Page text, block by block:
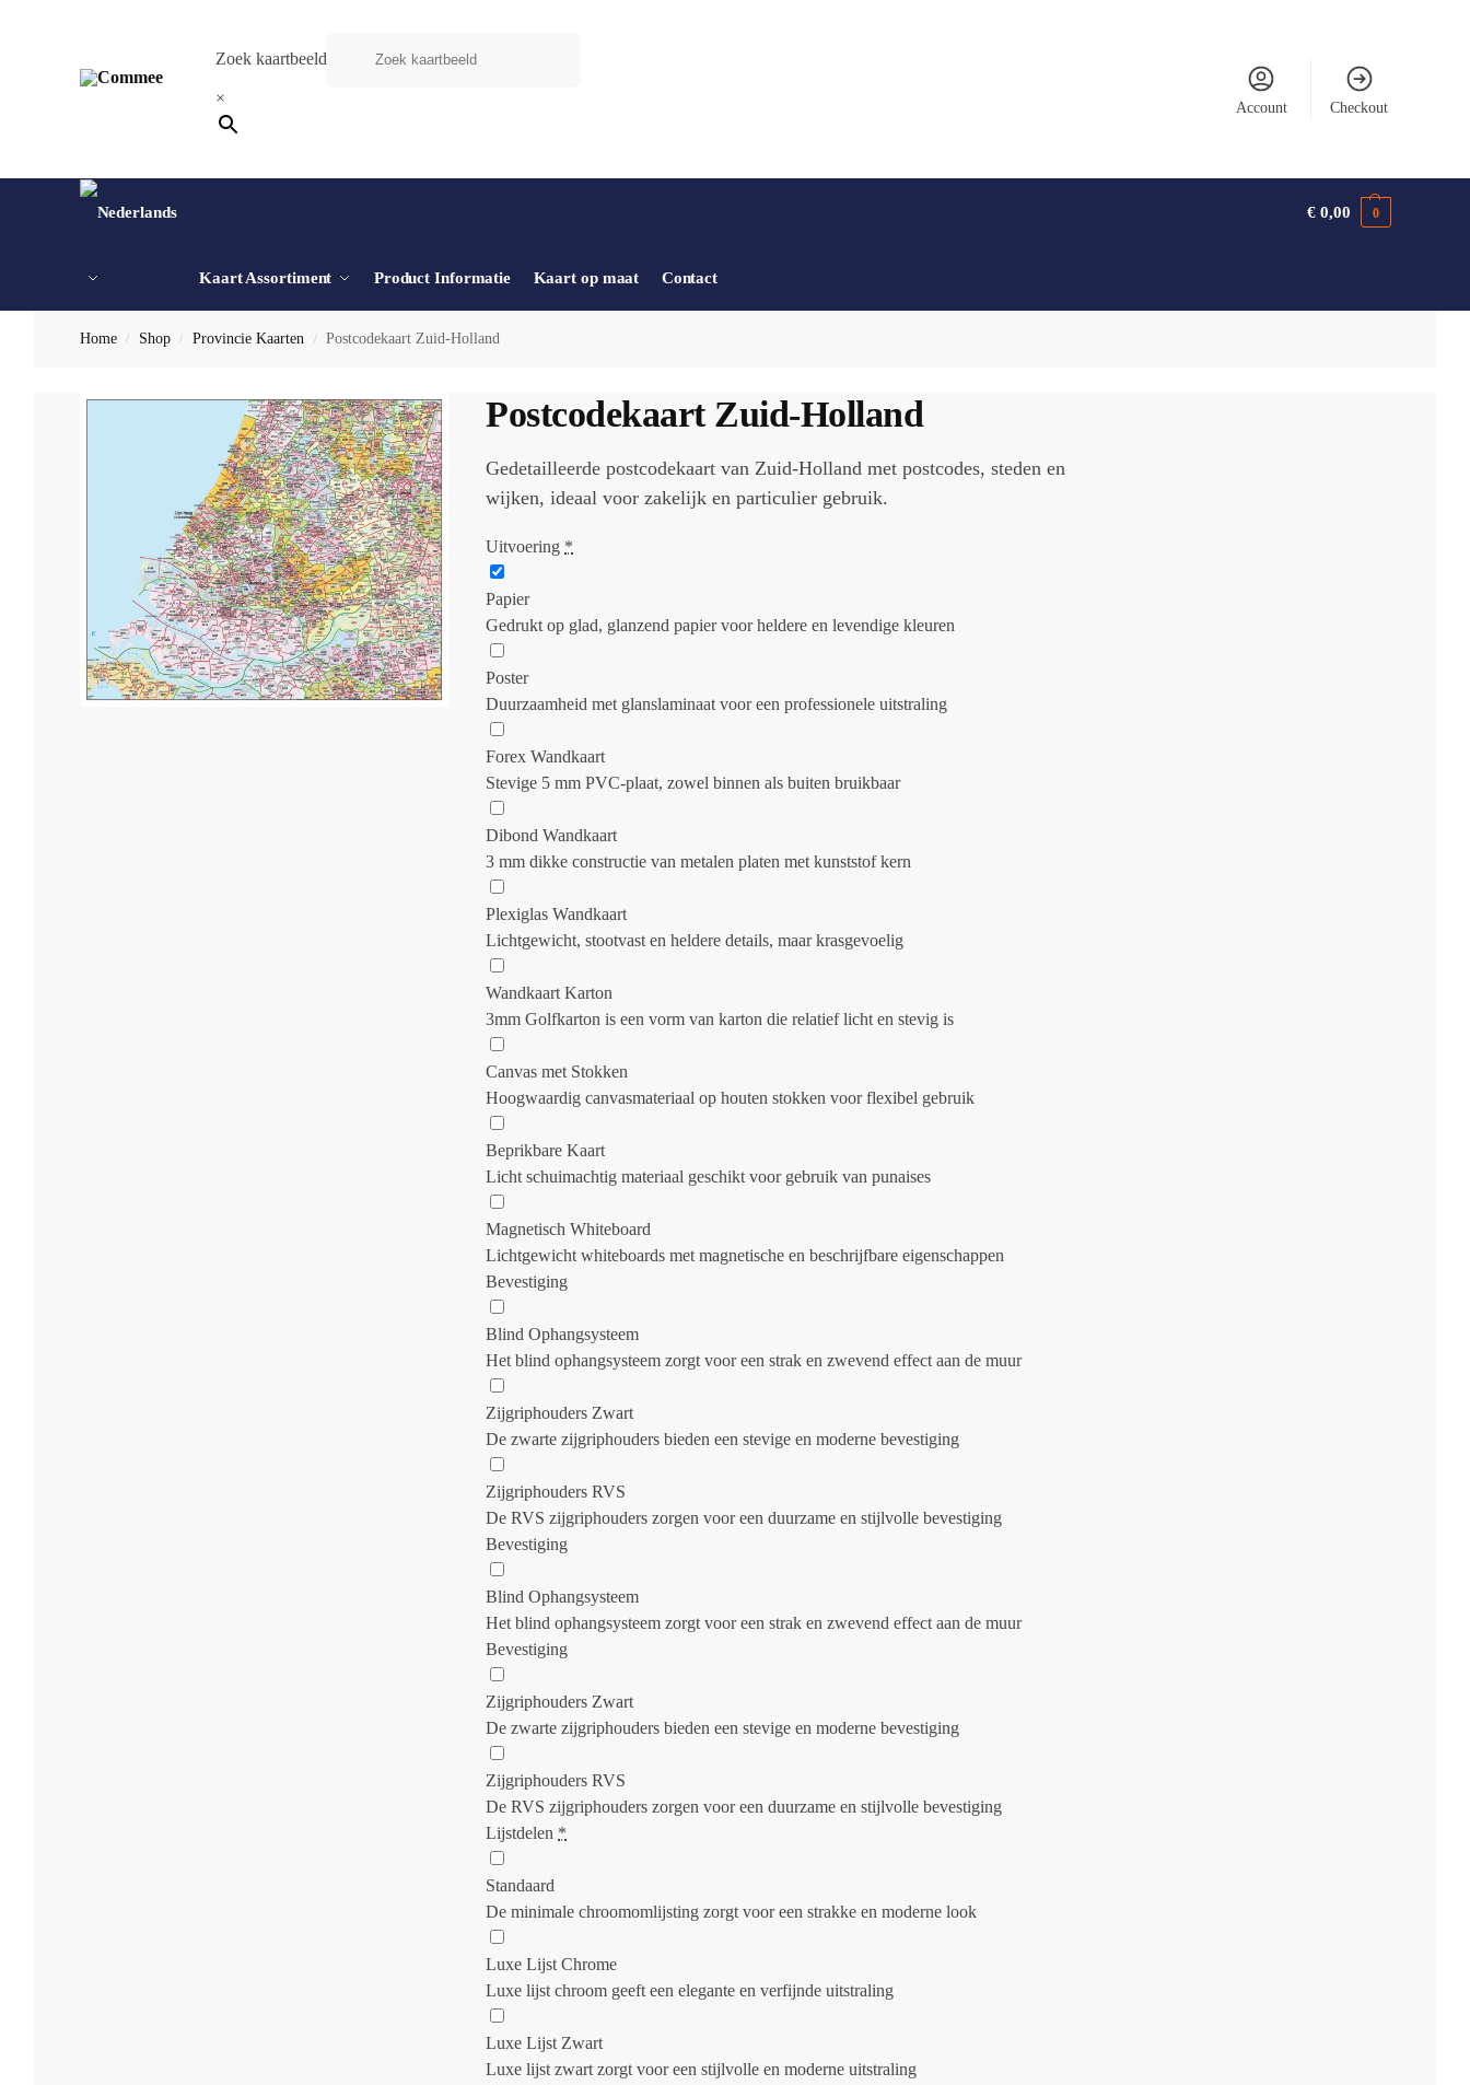
Zoek kaartbeeld
×
Account Checkout
Kaart Assortiment Product Informatie Kaart op maat Contact
€ 0,00 0
Home / Shop / Provincie Kaarten / Postcodekaart Zuid-Holland
Postcodekaart Zuid-Holland
Gedetailleerde postcodekaart van Zuid-Holland met postcodes, steden en
wijken, ideaal voor zakelijk en particulier gebruik.
Uitvoering *
Papier
Gedrukt op glad, glanzend papier voor heldere en levendige kleuren
Poster
Duurzaamheid met glanslaminaat voor een professionele uitstraling
Forex Wandkaart
Stevige 5 mm PVC-plaat, zowel binnen als buiten bruikbaar
Dibond Wandkaart
3 mm dikke constructie van metalen platen met kunststof kern
Plexiglas Wandkaart
Lichtgewicht, stootvast en heldere details, maar krasgevoelig
Wandkaart Karton
3mm Golfkarton is een vorm van karton die relatief licht en stevig is
Canvas met Stokken
Hoogwaardig canvasmateriaal op houten stokken voor flexibel gebruik
Beprikbare Kaart
Licht schuimachtig materiaal geschikt voor gebruik van punaises
Magnetisch Whiteboard
Lichtgewicht whiteboards met magnetische en beschrijfbare eigenschappen
Bevestiging
Blind Ophangsysteem
Het blind ophangsysteem zorgt voor een strak en zwevend effect aan de muur
Zijgriphouders Zwart
De zwarte zijgriphouders bieden een stevige en moderne bevestiging
Zijgriphouders RVS
De RVS zijgriphouders zorgen voor een duurzame en stijlvolle bevestiging
Bevestiging
Blind Ophangsysteem
Het blind ophangsysteem zorgt voor een strak en zwevend effect aan de muur
Bevestiging
Zijgriphouders Zwart
De zwarte zijgriphouders bieden een stevige en moderne bevestiging
Zijgriphouders RVS
De RVS zijgriphouders zorgen voor een duurzame en stijlvolle bevestiging
Lijstdelen *
Standaard
De minimale chroomomlijsting zorgt voor een strakke en moderne look
Luxe Lijst Chrome
Luxe lijst chroom geeft een elegante en verfijnde uitstraling
Luxe Lijst Zwart
Luxe lijst zwart zorgt voor een stijlvolle en moderne uitstraling